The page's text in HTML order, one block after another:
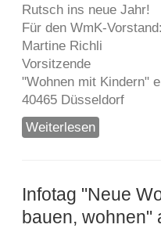
Rutsch ins neue Jahr!
Für den WmK-
Martine Richli
Vorsitzende
"Wohnen mit Kindern"
40465 Düsseldorf
Weiterlesen
Infotag "Neue
bauen, wohnen"